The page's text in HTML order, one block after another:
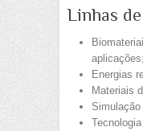
Linhas
aplicações;
Energias
Materiais